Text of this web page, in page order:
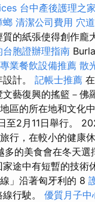
台中產後護理之家
螂 清潔公司費用 穴
的紙張使得創作龐
台胞證辦理指南
專業餐飲設備推薦 散
設計。 記帳士推薦
藝復興的搖籃－佛
區的所在地和文化
至2月11日舉行。
行，在較小的健康
的美食會在冬天
途中有短暫的技
」沿著匈牙利的 8
行駛。 優質月子中